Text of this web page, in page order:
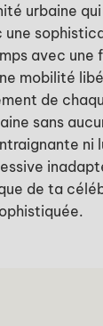
urbaine
une
avec une
mobilité
de
sans
ni
de ta